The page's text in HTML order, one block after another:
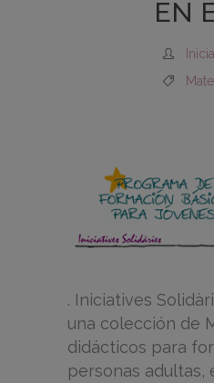
EN
. Iniciatives
una colección de
didácticos para
personas adultas,